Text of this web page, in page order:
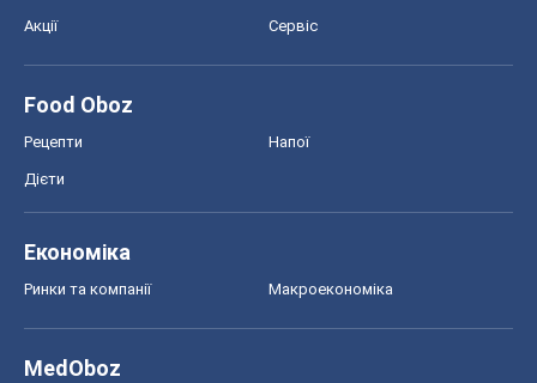
Акції Сервіс
Food Oboz
Рецепти Напої
Дієти
Економіка
Ринки та компанії Макроекономіка
MedOboz